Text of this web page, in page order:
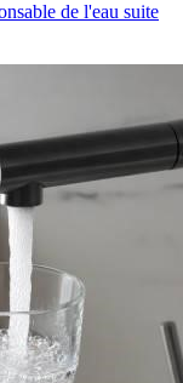
de l'eau suite